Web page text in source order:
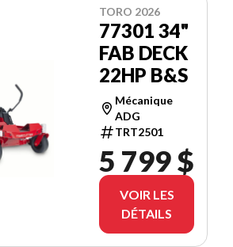
TORO 2026
77301 34"
FAB DECK
22HP B&S
Mécanique
ADG
TRT2501
5 799 $
VOIR LES
DÉTAILS